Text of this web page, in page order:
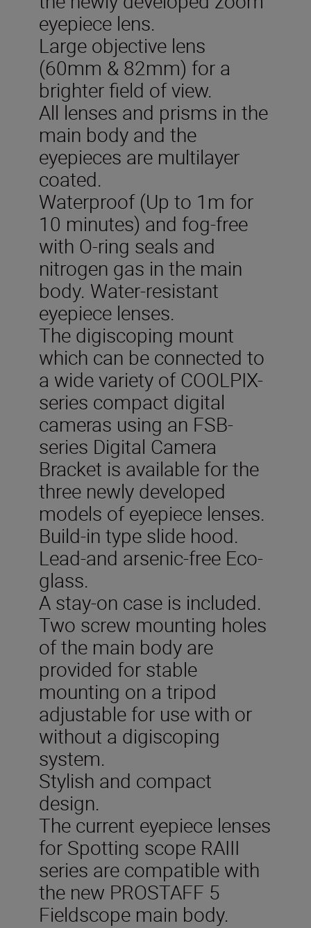
eyepiece lens.
Large objective lens
(60mm & 82mm) for a
brighter field of view.
All lenses and prisms in the
main body and the
eyepieces are multilayer
coated.
Waterproof (Up to 1m for
10 minutes) and fog-free
with O-ring seals and
nitrogen gas in the main
body. Water-resistant
eyepiece lenses.
The digiscoping mount
which can be connected to
a wide variety of COOLPIX-
series compact digital
cameras using an FSB-
series Digital Camera
Bracket is available for the
three newly developed
models of eyepiece lenses.
Build-in type slide hood.
Lead-and arsenic-free Eco-
glass.
A stay-on case is included.
Two screw mounting holes
of the main body are
provided for stable
mounting on a tripod
adjustable for use with or
without a digiscoping
system.
Stylish and compact
design.
The current eyepiece lenses
for Spotting scope RAIII
series are compatible with
the new PROSTAFF 5
Fieldscope main body.